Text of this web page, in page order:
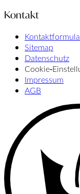
Kontakt
Sitemap
Datenschutz
Impressum
AGB